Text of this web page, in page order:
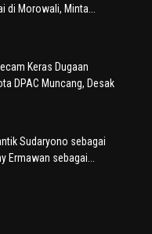
di Morowali, Minta...
Keras Dugaan
DPAC Muncang, Desak
Sudaryono sebagai
Ermawan sebagai...